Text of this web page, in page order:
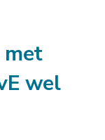
wel